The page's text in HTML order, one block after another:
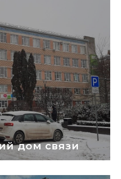
дом связи